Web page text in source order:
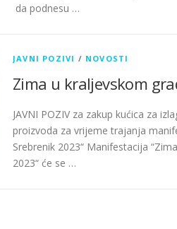
da podnesu …
JAVNI POZIVI / NOVOSTI
Zima u kraljevskom
JAVNI POZIV za zakup kućica za
proizvoda za vrijeme trajanja
Srebrenik 2023“ Manifestacija
2023“ će se …